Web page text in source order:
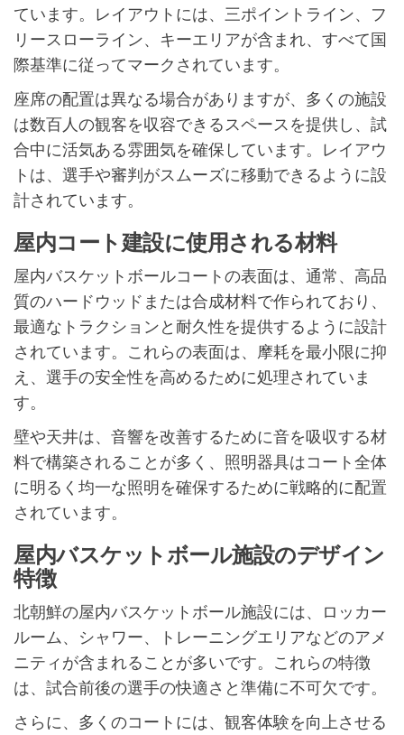
ています。レイアウトには、三ポイントライン、フ
リースローライン、キーエリアが含まれ、すべて国
際基準に従ってマークされています。
座席の配置は異なる場合がありますが、多くの施設
は数百人の観客を収容できるスペースを提供し、試
合中に活気ある雰囲気を確保しています。レイアウ
トは、選手や審判がスムーズに移動できるように設
計されています。
屋内コート建設に使用される材料
屋内バスケットボールコートの表面は、通常、高品
質のハードウッドまたは合成材料で作られており、
最適なトラクションと耐久性を提供するように設計
されています。これらの表面は、摩耗を最小限に抑
え、選手の安全性を高めるために処理されていま
す。
壁や天井は、音響を改善するために音を吸収する材
料で構築されることが多く、照明器具はコート全体
に明るく均一な照明を確保するために戦略的に配置
されています。
屋内バスケットボール施設のデザイン
特徴
北朝鮮の屋内バスケットボール施設には、ロッカー
ルーム、シャワー、トレーニングエリアなどのアメ
ニティが含まれることが多いです。これらの特徴
は、試合前後の選手の快適さと準備に不可欠です。
さらに、多くのコートには、観客体験を向上させる